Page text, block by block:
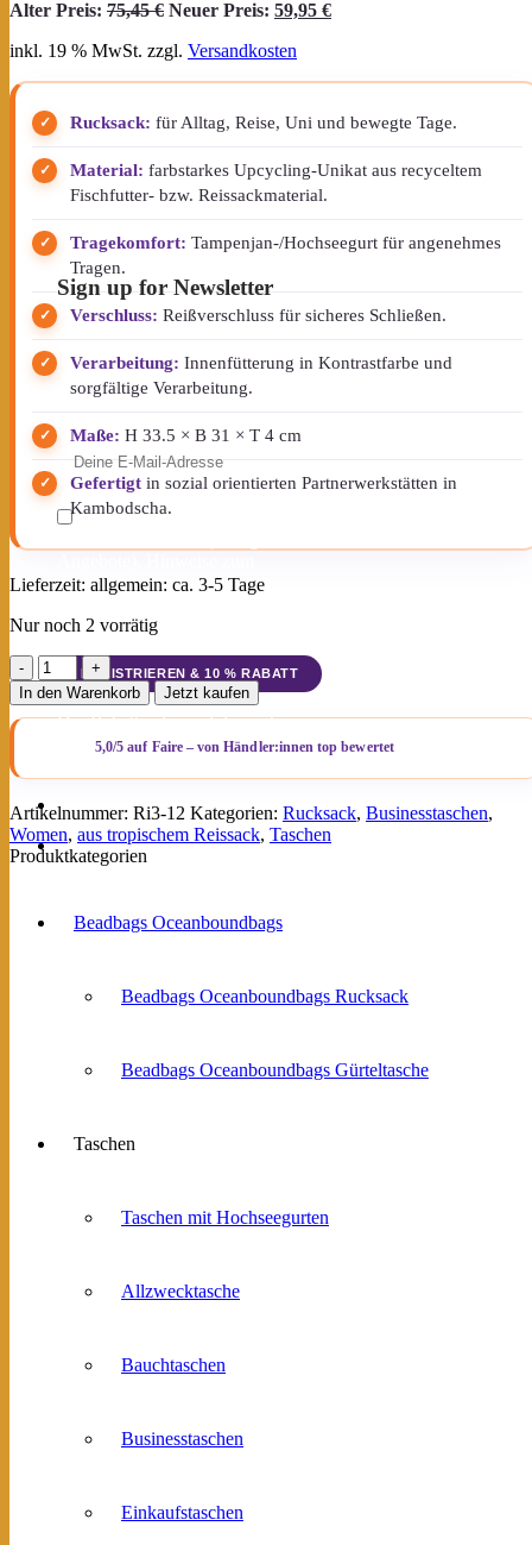
Sign up for Newsletter
Angebote – und sichere dir deinen
10 % Willkommensrabatt.
Ich möchte den Beadbags
Datenschutz und zur
Datenschutzerklärung
Der Rabattcode wird dir nach
Bestätigung deiner Anmeldung per E-
Newsletter
Alter Preis: 75,45€ Ursprünglicher
war:
Neuer Preis: 59,95 €Aktueller
inkl. 19 % MwSt. zzgl. Versandkosten
Rucksack: für Alltag, Reise, Uni und bewegte Tage.
Material: farbstarkes Upcycling-Unikat aus recyceltem
Fischfutter- bzw. Reissackmaterial.
Tragekomfort: Tampenjan-/Hochseegurt für angenehmes
Tragen.
Verschluss: Reißverschluss für sicheres Schließen.
Verarbeitung: Innenfütterung in Kontrastfarbe und
sorgfältige Verarbeitung.
Maße: H 33.5 × B 31 × T 4 cm
Gefertigt in sozial orientierten Partnerwerkstätten in
Kambodscha.
Lieferzeit: allgemein: ca. 3-5 Tage
Nur noch 2 vorrätig
Beadbags
Rucksack
aus
Reissack
Menge
In den Warenkorb Jetzt kaufen
Artikelnummer: Ri3-12 Kategorien: Rucksack, Businesstaschen,
Women, aus tropischem Reissack, Taschen
Produktkategorien
Beadbags Oceanboundbags
Beadbags Oceanboundbags Rucksack
Beadbags Oceanboundbags Gürteltasche
Taschen
Taschen mit Hochseegurten
Allzwecktasche
Bauchtaschen
Businesstaschen
Einkaufstaschen